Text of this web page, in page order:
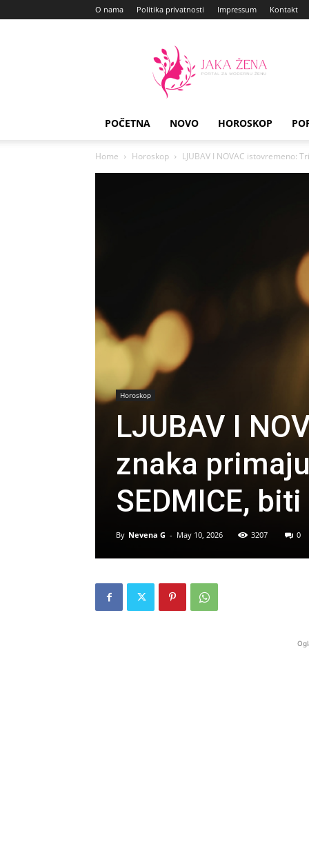
O nama Politika privatnosti Impressum Kontakt
Zena
POČETNA NOVO HOROSKOP
Home Horoskop LJUBAV I NOVAC istovremeno:
Horoskop
LJUBAV I
znaka
SEDMICE,
By Nevena G - May 10, 2026 3207 0